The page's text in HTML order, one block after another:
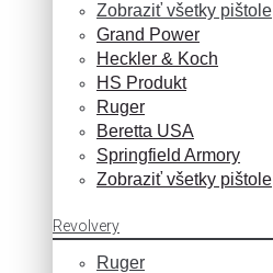
Zobraziť všetky pištole
Grand Power
Heckler & Koch
HS Produkt
Ruger
Beretta USA
Springfield Armory
Zobraziť všetky pištole
Revolvery
Ruger